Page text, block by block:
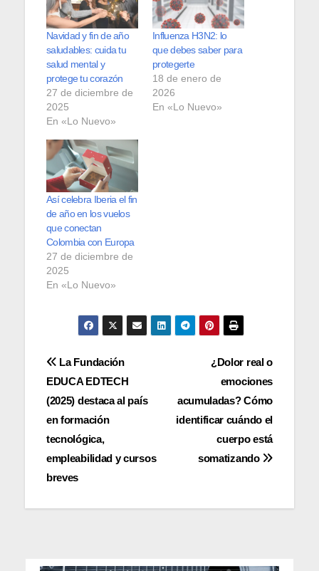
Navidad y fin de año
saludables: cuida tu
salud mental y
protege tu corazón
27 de diciembre de
2025
En «Lo Nuevo»
Influenza H3N2: lo
que debes saber para
protegerte
18 de enero de
2026
En «Lo Nuevo»
Así celebra Iberia el fin
de año en los vuelos
que conectan
Colombia con Europa
27 de diciembre de
2025
En «Lo Nuevo»
Navegación
de
entradas
¿Dolor real o
emociones
acumuladas? Cómo
identificar cuándo el
cuerpo está
somatizando
La Fundación
EDUCA EDTECH
(2025) destaca al país
en formación
tecnológica,
empleabilidad y cursos
breves